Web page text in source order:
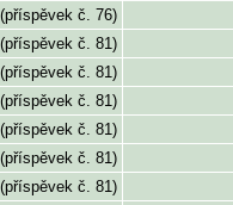
č. 76)
č. 81)
č. 81)
č. 81)
č. 81)
č. 81)
č. 81)